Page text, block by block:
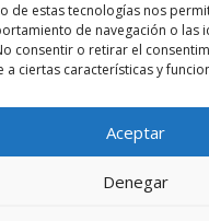
de estas tecnologías nos
de navegación o las
consentir o retirar el
a ciertas características y
Aceptar
Denegar
Lampista Barcelona.
Política de